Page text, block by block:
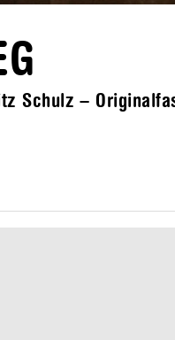
Schulz –